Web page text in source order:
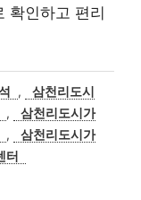
확인하고 편리
,
삼천리도시
,
삼천리도시가
,
삼천리도시가
터